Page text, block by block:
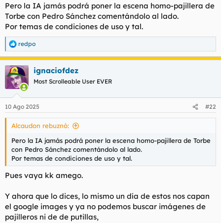
Pero la IA jamás podrá poner la escena homo-pajillera de
Torbe con Pedro Sánchez comentándolo al lado.
Por temas de condiciones de uso y tal.
R
e
a
c
c
i
e
s
redpo
ignaciofdez
Most Scrolleable User EVER
10 Ago 2025 #22
Alcaudon rebuznó:
Pero la IA jamás podrá poner la escena homo-pajillera de Torbe
con Pedro Sánchez comentándolo al lado.
Por temas de condiciones de uso y tal.
Pues vaya kk amego.
Y ahora que lo dices, lo mismo un día de estos nos capan
el google images y ya no podemos buscar imágenes de
pajilleros ni de de putillas,